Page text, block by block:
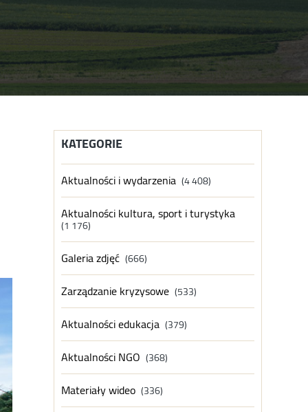
KATEGORIE
Aktualności i wydarzenia (4 408)
Aktualności kultura, sport i turystyka
(1 176)
Galeria zdjęć (666)
Zarządzanie kryzysowe (533)
Aktualności edukacja (379)
Aktualności NGO (368)
Materiały wideo (336)